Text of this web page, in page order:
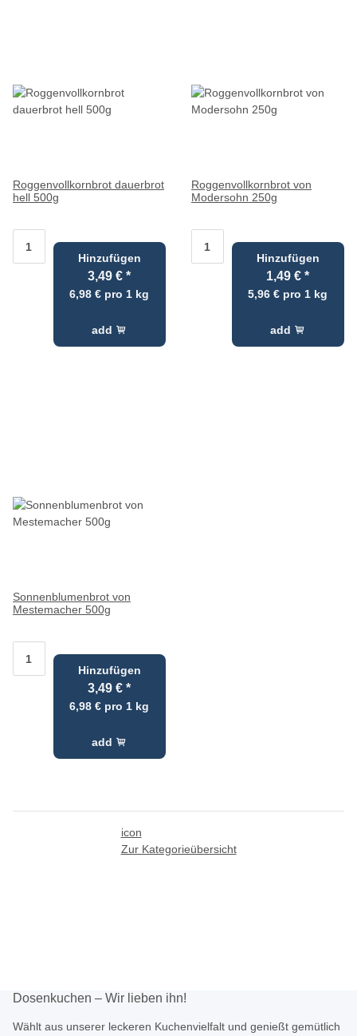
Roggenvollkornbrot dauerbrot
hell 500g
Hinzufügen
3,49 €*
6,98 € pro 1 kg
add
Roggenvollkornbrot von
Modersohn 250g
Hinzufügen
1,49 €*
5,96 € pro 1 kg
add
Sonnenblumenbrot von
Mestemacher 500g
Hinzufügen
3,49 €*
6,98 € pro 1 kg
add
icon
Zur Kategorieübersicht
Dosenkuchen – Wir lieben ihn!
Wählt aus unserer leckeren Kuchenvielfalt und genießt gemütlich